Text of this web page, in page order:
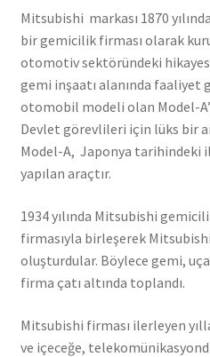
Mitsubishi markası 1870
bir gemicilik firması olarak
otomotiv sektöründeki
gemi inşaatı alanında
otomobil modeli olan Model-
Devlet görevlileri için lüks bir
Model-A, Japonya tarihindeki
yapılan araçtır.
1934 yılında Mitsubishi
firmasıyla birleşerek
oluşturdular. Böylece gemi,
firma çatı altında toplandı.
Mitsubishi firması ilerleyen
ve içeceğe,